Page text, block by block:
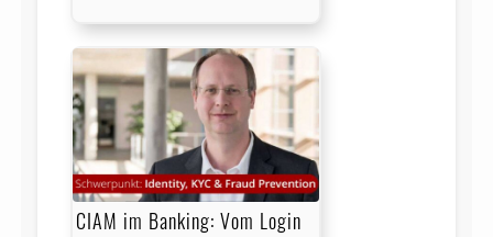
CIAM im Banking: Vom Login